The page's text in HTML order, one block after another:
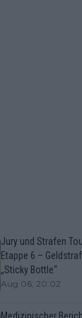
Jury und Strafen
Etappe 6 –
„Sticky Bottle“
Aug 06, 20:02